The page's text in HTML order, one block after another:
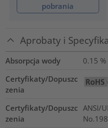
pobrania
Aprobaty i
Absorpcja wody 0.15 %
Certyfikaty/Dopuszc
zenia
Certyfikaty/Dopuszc
zenia
ANSI/